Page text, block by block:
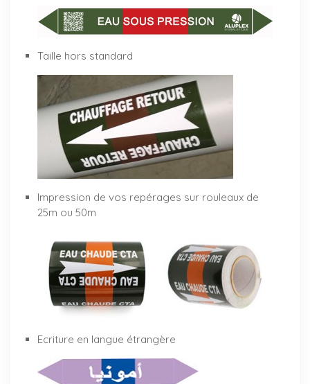
Taille hors standard
Impression de vos repérages sur rouleaux de
25m ou 50m
Ecriture en langue étrangère